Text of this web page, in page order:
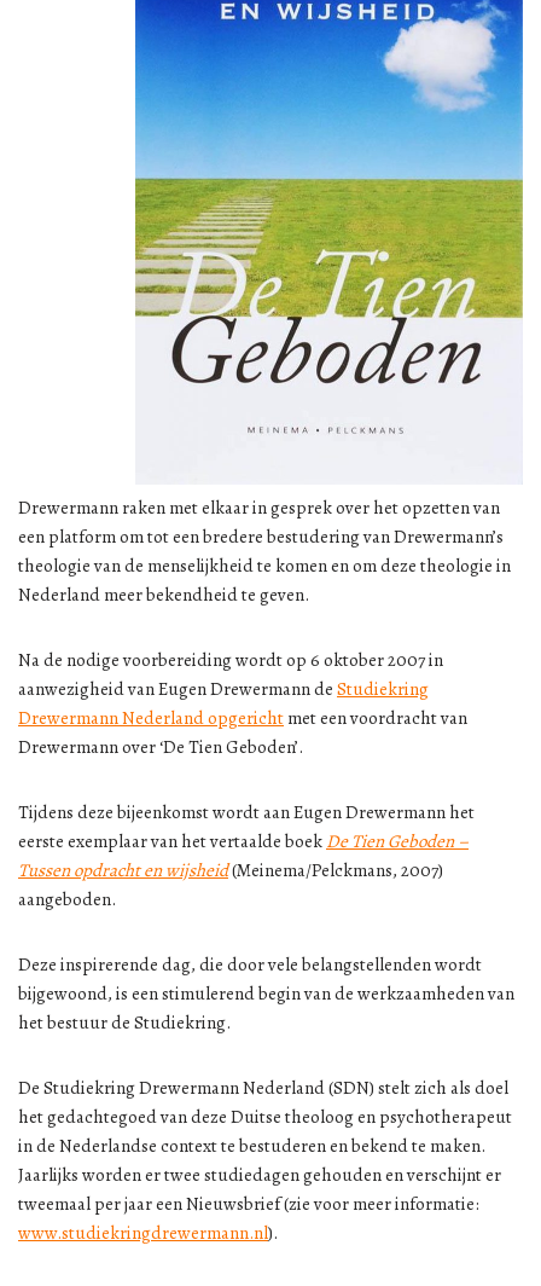
Drewermann raken met elkaar in gesprek over het opzetten van
een platform om tot een bredere bestudering van Drewermann’s
theologie van de menselijkheid te komen en om deze theologie in
Nederland meer bekendheid te geven.
Na de nodige voorbereiding wordt op 6 oktober 2007 in
aanwezigheid van Eugen Drewermann de Studiekring
Drewermann Nederland opgericht met een voordracht van
Drewermann over ‘De Tien Geboden’.
Tijdens deze bijeenkomst wordt aan Eugen Drewermann het
eerste exemplaar van het vertaalde boek De Tien Geboden –
Tussen opdracht en wijsheid(Meinema/Pelckmans, 2007)
aangeboden.
Deze inspirerende dag, die door vele belangstellenden wordt
bijgewoond, is een stimulerend begin van de werkzaamheden van
het bestuur de Studiekring.
De Studiekring Drewermann Nederland (SDN) stelt zich als doel
het gedachtegoed van deze Duitse theoloog en psychotherapeut
in de Nederlandse context te bestuderen en bekend te maken.
Jaarlijks worden er twee studiedagen gehouden en verschijnt er
tweemaal per jaar een Nieuwsbrief (zie voor meer informatie:
www.studiekringdrewermann.nl).